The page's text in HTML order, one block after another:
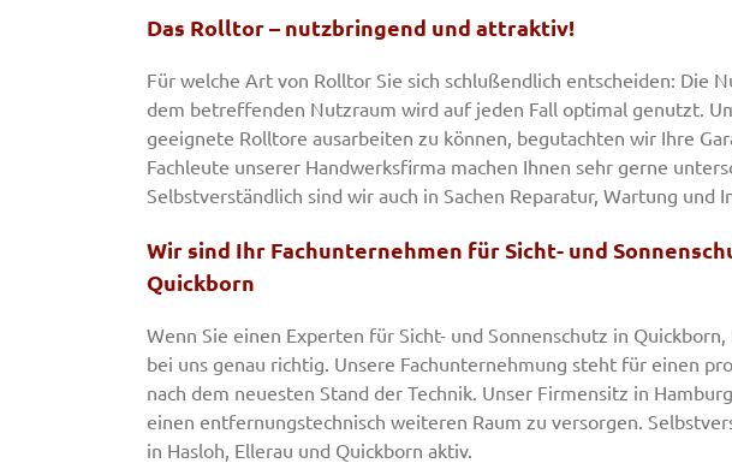
Das Rolltor – nutzbringend und attraktiv!
Für welche Art von Rolltor Sie sich schlußendlich entscheiden: Die
dem betreffenden Nutzraum wird auf jeden Fall optimal genutzt.
geeignete Rolltore ausarbeiten zu können, begutachten wir Ihre
Fachleute unserer Handwerksfirma machen Ihnen sehr gerne
Selbstverständlich sind wir auch in Sachen Reparatur, Wartung und
Wir sind Ihr Fachunternehmen für Sicht- und
Quickborn
Wenn Sie einen Experten für Sicht- und Sonnenschutz in
bei uns genau richtig. Unsere Fachunternehmung steht für einen
nach dem neuesten Stand der Technik. Unser Firmensitz in
einen entfernungstechnisch weiteren Raum zu versorgen.
in Hasloh, Ellerau und Quickborn aktiv.